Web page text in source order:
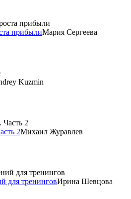
прибылиМария Сергеева
Kuzmin
2Михаил Журавлев
для тренинговИрина Шевцова